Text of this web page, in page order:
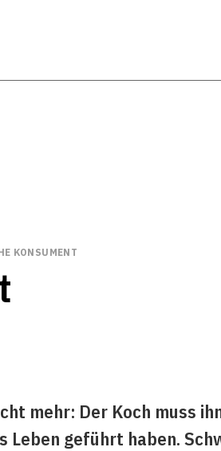
KONSUMENT
mehr: Der Koch muss
geführt haben.